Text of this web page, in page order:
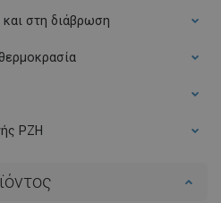
στη διάβρωση
PZH